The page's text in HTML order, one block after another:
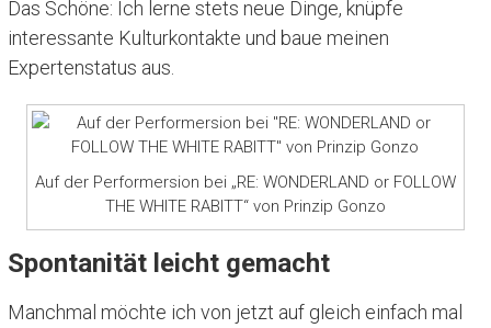
Das Schöne: Ich lerne stets neue Dinge, knüpfe
interessante Kulturkontakte und baue meinen
Expertenstatus aus.
Auf der Performersion bei „RE: WONDERLAND or FOLLOW
THE WHITE RABITT“ von Prinzip Gonzo
Spontanität leicht gemacht
Manchmal möchte ich von jetzt auf gleich einfach mal